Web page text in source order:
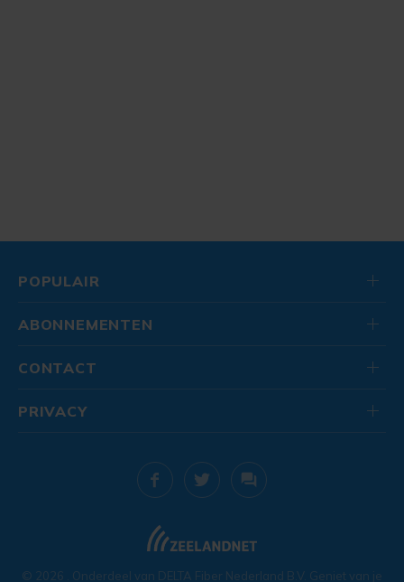
POPULAIR
ABONNEMENTEN
CONTACT
© 2026 . Onderdeel van DELTA Fiber Nederland B.V. Geniet van je
PRIVACY